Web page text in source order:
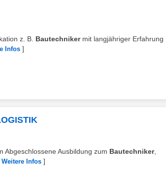
z. B. Bautechnikermit langjähriger Erfahrung .
Infos ]
Abgeschlossene Ausbildung zum Bautechniker,
Weitere Infos ]